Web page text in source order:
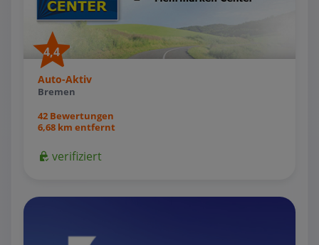
4,4
Auto-Aktiv
Bremen
42 Bewertungen
6,68 km entfernt
verifiziert